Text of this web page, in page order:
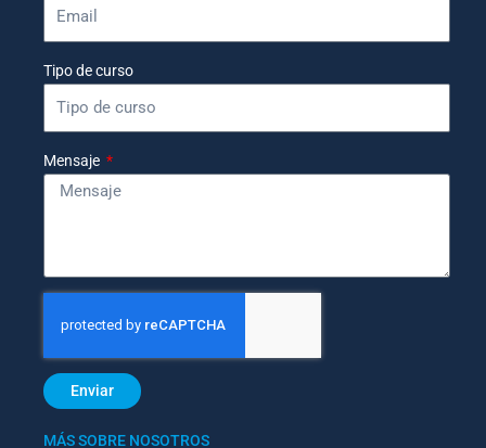
Tipo de curso
Mensaje
Enviar
MÁS SOBRE NOSOTROS